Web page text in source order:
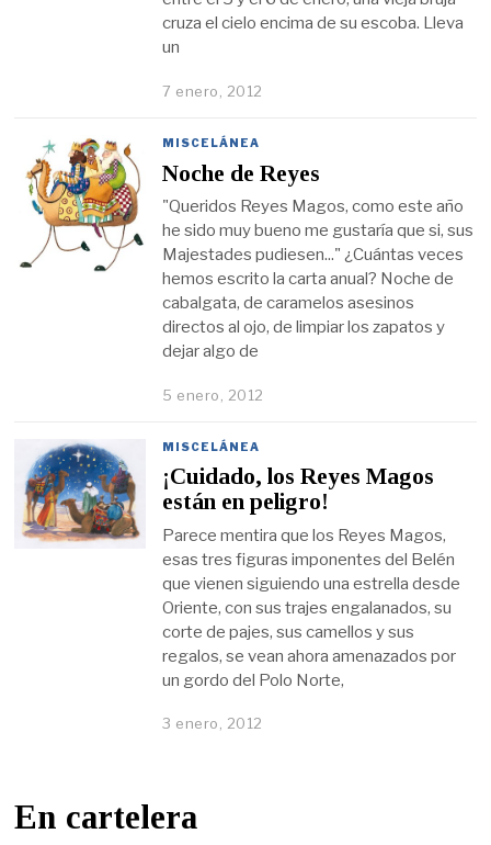
cruza el cielo encima de su escoba. Lleva
un
7 enero, 2012
MISCELÁNEA
Noche de Reyes
"Queridos Reyes Magos, como este año
he sido muy bueno me gustaría que si, sus
Majestades pudiesen..." ¿Cuántas veces
hemos escrito la carta anual? Noche de
cabalgata, de caramelos asesinos
directos al ojo, de limpiar los zapatos y
dejar algo de
5 enero, 2012
MISCELÁNEA
¡Cuidado, los Reyes Magos
están en peligro!
Parece mentira que los Reyes Magos,
esas tres figuras imponentes del Belén
que vienen siguiendo una estrella desde
Oriente, con sus trajes engalanados, su
corte de pajes, sus camellos y sus
regalos, se vean ahora amenazados por
un gordo del Polo Norte,
3 enero, 2012
En cartelera